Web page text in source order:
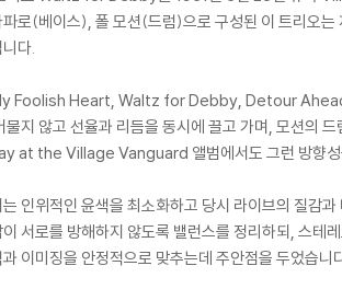
로(베이스), 폴 모션(드럼)으로 구성된 이 트리오는
다.
Foolish Heart, Waltz for Debby, Detour
물지 않고 선율과 리듬을 동시에 끌고 가며, 모션의
at the Village Vanguard 앨범에서도 그런 방향성
인위적인 윤색을 최소화하고 당시 라이브의 질감
서로를 방해하지 않도록 밸런스를 정리하되, 스테
이미징을 안정적으로 맞추는데 주안점을 두었습니